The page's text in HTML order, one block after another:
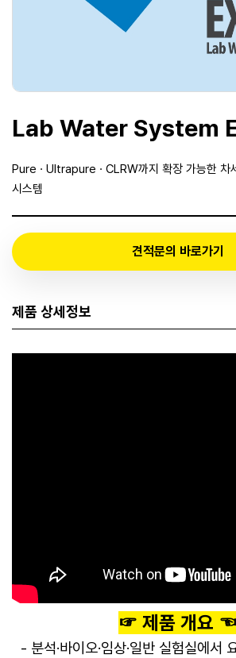
Lab Water System
Pure · Ultrapure · CLRW까지 확장 가능한 차
시스템
견적문의 바로가기
제품 상세정보
☞ 제품 개요 ☜
- 분석·바이오·임상·일반 실험실에